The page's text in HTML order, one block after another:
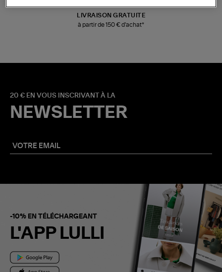
LIVRAISON GRATUITE
à partir de 150 € d'achat*
20 € EN VOUS INSCRIVANT À LA
NEWSLETTER
-10% EN TÉLÉCHARGEANT
L'APP LULLI